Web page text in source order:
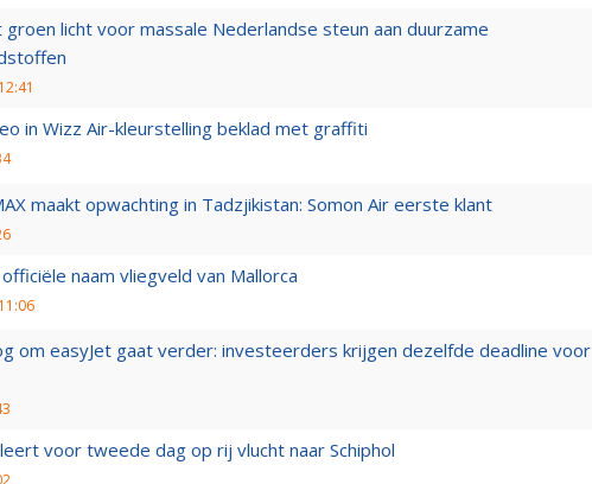
licht voor massale Nederlandse steun aan duurzame
in Wizz Air-kleurstelling beklad met graffiti
maakt opwachting in Tadzjikistan: Somon Air eerste klant
naam vliegveld van Mallorca
om easyJet gaat verder: investeerders krijgen dezelfde deadline voor
voor tweede dag op rij vlucht naar Schiphol